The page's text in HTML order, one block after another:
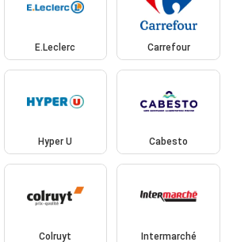
E.Leclerc Carrefour
Hyper U Cabesto
Colruyt Intermarché